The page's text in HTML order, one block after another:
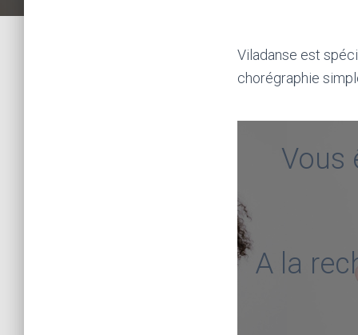
Viladanse est
chorégraphie
Vous
A la